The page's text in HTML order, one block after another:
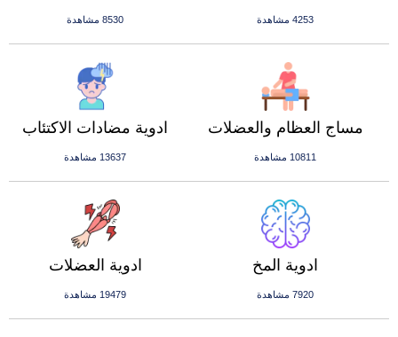
8530 مشاهدة 4253 مشاهدة
ادوية مضادات الاكتئاب
13637 مشاهدة
مساج العظام والعضلات
10811 مشاهدة
ادوية العضلات
19479 مشاهدة
ادوية المخ
7920 مشاهدة